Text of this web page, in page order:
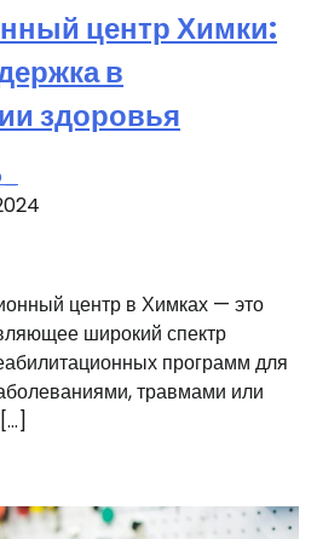
центр Химки:
в
здоровья
центр в Химках — это
широкий спектр
программ для
травмами или